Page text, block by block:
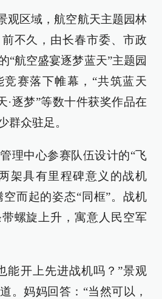
观区域，航空航天主题园林
不久，由长春市委、市政
“航空盛宴逐梦蓝天”主题园
赛落下帷幕，“共筑蓝天
·逐梦”等数十件获奖作品在
群众驻足。
理中心参赛队伍设计的“飞
架具有里程碑意义的战机
而起的姿态“同框”。战机
螺旋上升，寓意人民空军
能开上先进战机吗？”景观
。妈妈回答：“当然可以，